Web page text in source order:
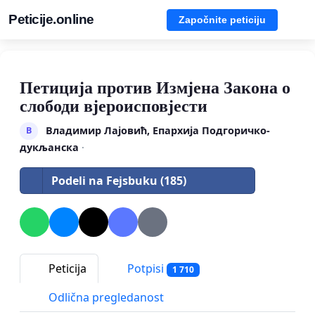
Peticije.online Započnite peticiju
Петиција против Измјена Закона о
слободи вјероисповјести
В
Владимир Лајовић, Епархија Подгоричко-
дукљанска ·
Podeli na Fejsbuku (185)
Peticija Potpisi 1 710
Odlična pregledanost